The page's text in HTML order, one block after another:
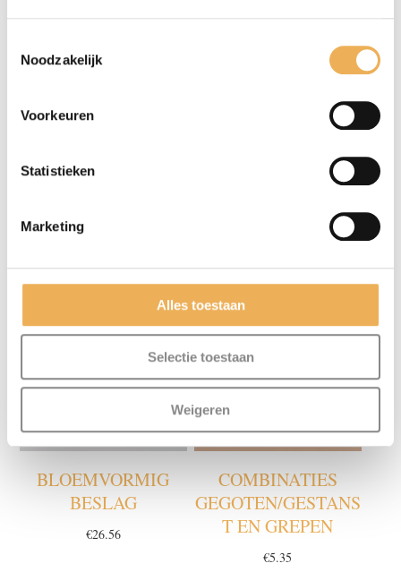
Noodzakelijk
Voorkeuren
Statistieken
Marketing
Alles toestaan
Selectie toestaan
Weigeren
deze browser voor de volgende keer wanneer
GERELATEERDE PRODUCTEN
BLOEMVORMIG
BESLAG
€26.56
COMBINATIES
GEGOTEN/GESTANS
T EN GREPEN
€5.35